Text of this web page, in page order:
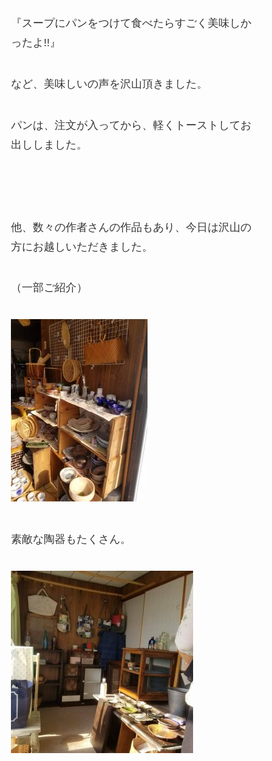
『スープにパンをつけて食べたらすごく美味しか
ったよ!!』
など、美味しいの声を沢山頂きました。
パンは、注文が入ってから、軽くトーストしてお
出ししました。
他、数々の作者さんの作品もあり、今日は沢山の
方にお越しいただきました。
（一部ご紹介）
素敵な陶器もたくさん。